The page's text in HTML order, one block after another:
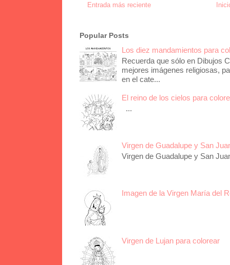
Entrada más reciente
Popular Posts
Los diez mandamientos para
Recuerda que sólo en Dibujos
mejores imágenes religiosas,
en el cate...
El reino de los cielos para
...
Virgen de Guadalupe y San
Virgen de Guadalupe y San
Imagen de la Virgen María del
Virgen de Lujan para colorear